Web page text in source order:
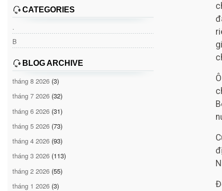
CATEGORIES
.
B
BLOG ARCHIVE
tháng 8 2026 (3)
tháng 7 2026 (32)
tháng 6 2026 (31)
tháng 5 2026 (73)
tháng 4 2026 (93)
tháng 3 2026 (113)
tháng 2 2026 (55)
tháng 1 2026 (3)